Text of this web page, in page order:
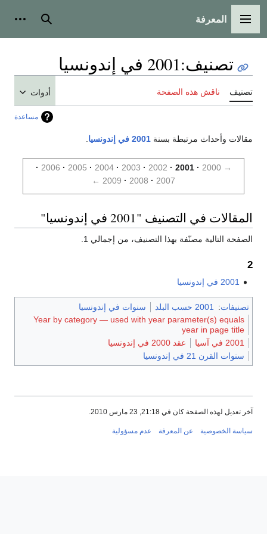
القائمة الرئيسية
المعرفة بحث
تصنيف:2001 في إندونسيا
تصنيف ناقش هذه الصفحة أدوات
مساعدة
مقالات وأحداث مرتبطة بسنة 2001 في إندونسيا
→
2000
2001
2002
2003
2004
2005
2006
2007
2008
2009
←
المقالات في التصنيف "2001 في إندونسيا"
الصفحة التالية مصنّفة بهذا التصنيف، من إجمالي 1.
2
2001 في إندونسيا
تصنيفات: 2001 حسب البلد
سنوات في إندونسيا
Year by category — used with year parameter(s) equals
year in page title
2001 في آسيا
عقد 2000 في إندونسيا
سنوات القرن 21 في إندونسيا
آخر تعديل لهذه الصفحة كان في 21:18, 23 مارس 2010.
سياسة الخصوصية عن المعرفة عدم مسؤولية